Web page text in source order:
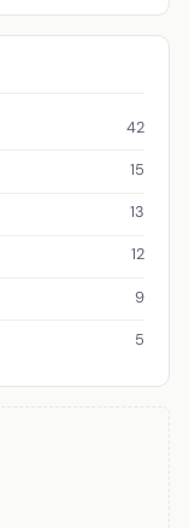
42
15
13
12
9
5